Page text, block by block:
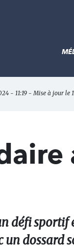
- 11:19 - Mise à jour le
défi sportif
dossard